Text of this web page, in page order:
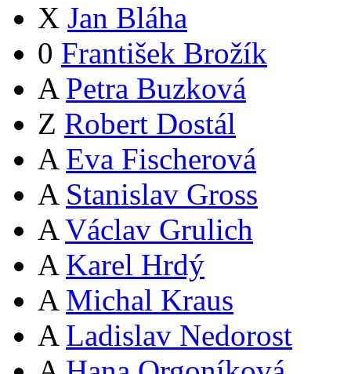
X Jan Bláha
0 František Brožík
A Petra Buzková
Z Robert Dostál
A Eva Fischerová
A Stanislav Gross
A Václav Grulich
A Karel Hrdý
A Michal Kraus
A Ladislav Nedorost